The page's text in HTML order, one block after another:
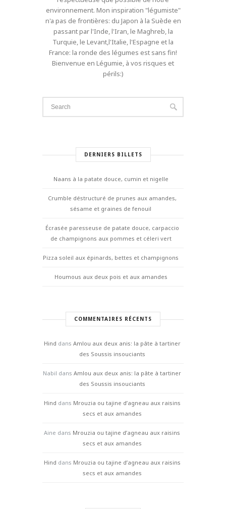
environnement. Mon inspiration "légumiste"
n'a pas de frontières: du Japon à la Suède en
passant par l'Inde, l'Iran, le Maghreb, la
Turquie, le Levant,l'Italie, l'Espagne et la
France: la ronde des légumes est sans fin!
Bienvenue en Légumie, à vos risques et
périls:)
DERNIERS BILLETS
Naans à la patate douce, cumin et nigelle
Crumble déstructuré de prunes aux amandes,
sésame et graines de fenouil
Écrasée paresseuse de patate douce, carpaccio
de champignons aux pommes et céleri vert
Pizza soleil aux épinards, bettes et champignons
Houmous aux deux pois et aux amandes
COMMENTAIRES RÉCENTS
Hind dans Amlou aux deux anis: la pâte à tartiner
des Soussis insouciants
Nabil dans Amlou aux deux anis: la pâte à tartiner
des Soussis insouciants
Hind dans Mrouzia ou tajine d’agneau aux raisins
secs et aux amandes
Aine dans Mrouzia ou tajine d’agneau aux raisins
secs et aux amandes
Hind dans Mrouzia ou tajine d’agneau aux raisins
secs et aux amandes